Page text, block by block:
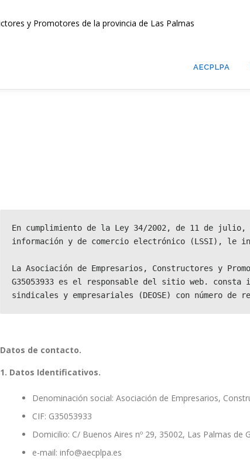
AECPLPA
En cumplimiento de la Ley 34/2002, de 11 de
información y de comercio electrónico (LSSI), le
La Asociación de Empresarios, Constructores y
G35053933 es el responsable del sitio web.
sindicales y empresariales (DEOSE) con número de
Datos de contacto.
1. Datos Identificativos.
Denominación social: Asociación de Empresarios,
CIF: G35053933
Domicilio: C/ Buenos Aires nº 29, 35002, Las Palmas de
e-mail: info@aecplpa.es